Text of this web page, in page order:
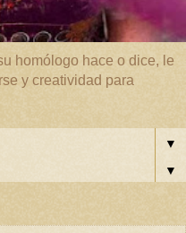
homólogo hace o dice, le
y creatividad para
▼
▼